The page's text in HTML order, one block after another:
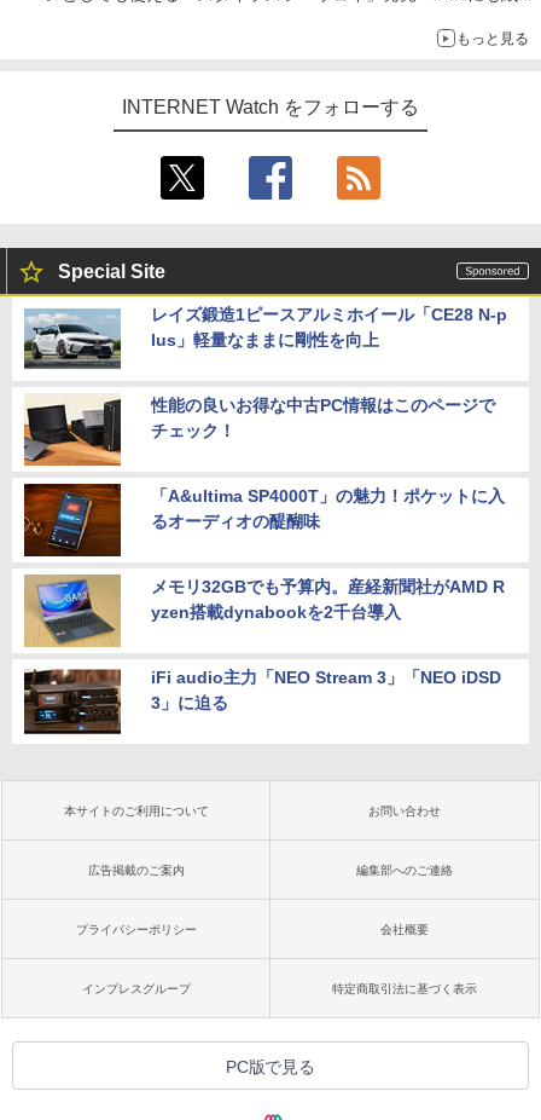
もっと見る
INTERNET Watch をフォローする
Special Site
レイズ鍛造1ピースアルミホイール「CE28 N-p
lus」軽量なままに剛性を向上
性能の良いお得な中古PC情報はこのページで
チェック！
「A&ultima SP4000T」の魅力！ポケットに入
るオーディオの醍醐味
メモリ32GBでも予算内。産経新聞社がAMD R
yzen搭載dynabookを2千台導入
iFi audio主力「NEO Stream 3」「NEO iDSD
3」に迫る
本サイトのご利用について お問い合わせ
広告掲載のご案内 編集部へのご連絡
プライバシーポリシー 会社概要
インプレスグループ 特定商取引法に基づく表示
PC版で見る